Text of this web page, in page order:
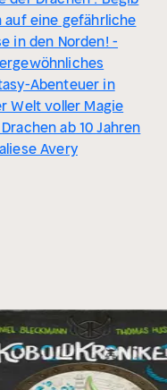
auf eine gefährliche
in den Norden! -
Abenteuer in
Welt voller Magie
ab 10 Jahren
Avery